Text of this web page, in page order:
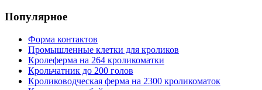
Популярное
Форма контактов
Промышленные клетки для кроликов
Кролеферма на 264 кроликоматки
Крольчатник до 200 голов
Кролиководческая ферма на 2300 кроликоматок